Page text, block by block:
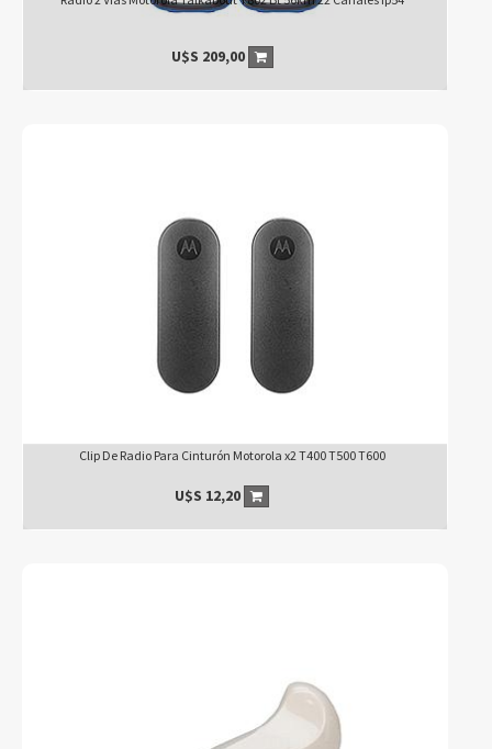
U$S 209,00
Clip De Radio Para Cinturón Motorola x2 T400 T500 T600
U$S 12,20